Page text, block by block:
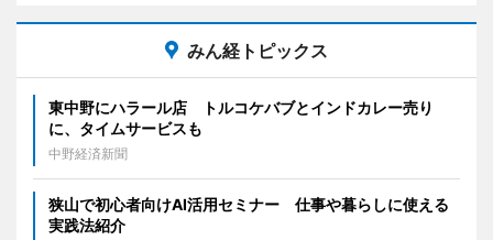
みん経トピックス
東中野にハラール店 トルコケバブとインドカレー売り
に、タイムサービスも
中野経済新聞
狭山で初心者向けAI活用セミナー 仕事や暮らしに使える
実践法紹介